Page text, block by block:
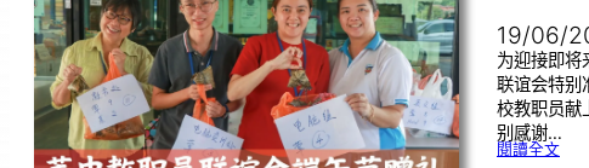
起
点
：
打
造
属
于
你
的
未
来
！
19/06/
为迎接即将
联谊会特别
校教职员献
别感谢…
閱讀全文:端